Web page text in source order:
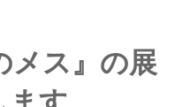
メス』の展